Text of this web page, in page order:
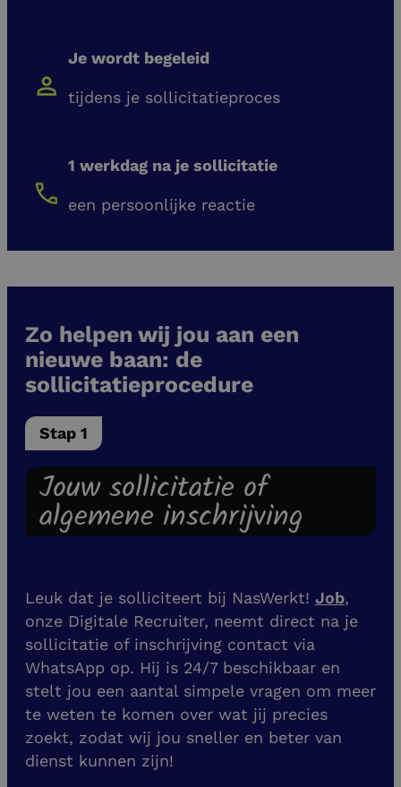
Je wordt begeleid
tijdens je sollicitatieproces
1 werkdag na je sollicitatie
een persoonlijke reactie
Zo helpen wij jou aan een
nieuwe baan: de
sollicitatieprocedure
Stap 1
Jouw sollicitatie of
algemene inschrijving
Leuk dat je solliciteert bij NasWerkt! Job,
onze Digitale Recruiter, neemt direct na je
sollicitatie of inschrijving contact via
WhatsApp op. Hij is 24/7 beschikbaar en
stelt jou een aantal simpele vragen om meer
te weten te komen over wat jij precies
zoekt, zodat wij jou sneller en beter van
dienst kunnen zijn!